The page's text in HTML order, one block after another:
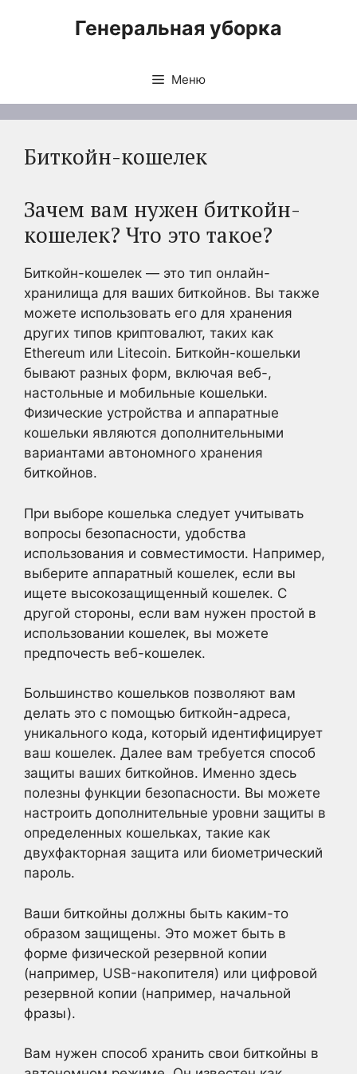
Генеральная уборка
Меню
Биткойн-кошелек
Зачем вам нужен биткойн-
кошелек? Что это такое?
Биткойн-кошелек — это тип онлайн-
хранилища для ваших биткойнов. Вы также
можете использовать его для хранения
других типов криптовалют, таких как
Ethereum или Litecoin. Биткойн-кошельки
бывают разных форм, включая веб-,
настольные и мобильные кошельки.
Физические устройства и аппаратные
кошельки являются дополнительными
вариантами автономного хранения
биткойнов.
При выборе кошелька следует учитывать
вопросы безопасности, удобства
использования и совместимости. Например,
выберите аппаратный кошелек, если вы
ищете высокозащищенный кошелек. С
другой стороны, если вам нужен простой в
использовании кошелек, вы можете
предпочесть веб-кошелек.
Большинство кошельков позволяют вам
делать это с помощью биткойн-адреса,
уникального кода, который идентифицирует
ваш кошелек. Далее вам требуется способ
защиты ваших биткойнов. Именно здесь
полезны функции безопасности. Вы можете
настроить дополнительные уровни защиты в
определенных кошельках, такие как
двухфакторная защита или биометрический
пароль.
Ваши биткойны должны быть каким-то
образом защищены. Это может быть в
форме физической резервной копии
(например, USB-накопителя) или цифровой
резервной копии (например, начальной
фразы).
Вам нужен способ хранить свои биткойны в